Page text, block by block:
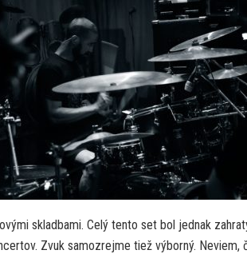
skladbami. Celý tento set bol jednak
Zvuk samozrejme tiež výborný. Neviem,